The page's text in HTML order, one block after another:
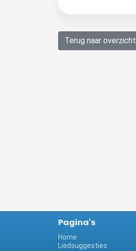
Terug naar overzicht
Pagina's
Home
Liedsuggesties